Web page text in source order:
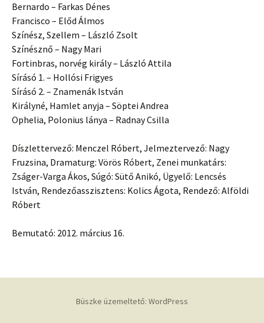
Bernardo – Farkas Dénes
Francisco – Előd Álmos
Színész, Szellem – László Zsolt
Színésznő – Nagy Mari
Fortinbras, norvég király – László Attila
Sírásó 1. – Hollósi Frigyes
Sírásó 2. – Znamenák István
Királyné, Hamlet anyja – Söptei Andrea
Ophelia, Polonius lánya – Radnay Csilla
Díszlettervező: Menczel Róbert, Jelmeztervező: Nagy
Fruzsina, Dramaturg: Vörös Róbert, Zenei munkatárs:
Zságer-Varga Ákos, Súgó: Sütő Anikó, Ügyelő: Lencsés
István, Rendezőasszisztens: Kolics Ágota, Rendező: Alföldi
Róbert
Bemutató: 2012. március 16.
Büszke üzemeltető: WordPress